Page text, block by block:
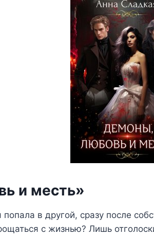
и месть»
в другой, сразу после
с жизнью? Лишь